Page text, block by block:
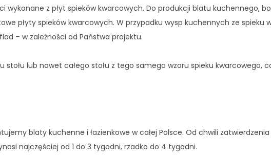
wykonane z płyt spieków kwarcowych. Do produkcji blatu kuchennego,
płyty spieków kwarcowych. W przypadku wysp kuchennych ze spieku
– w zależności od Państwa projektu.
lub nawet całego stołu z tego samego wzoru spieku kwarcowego,
blaty kuchenne i łazienkowe w całej Polsce. Od chwili
najczęściej od 1 do 3 tygodni, rzadko do 4 tygodni.